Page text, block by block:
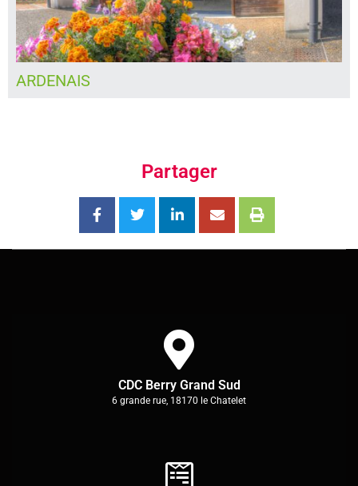
BEDDES
Partager
CDC Berry Grand Sud
6 grande rue, 18170 le Chatelet